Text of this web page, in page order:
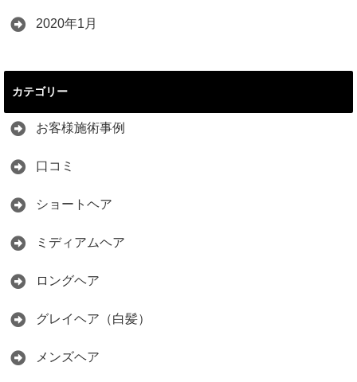
2020年1月
カテゴリー
お客様施術事例
口コミ
ショートヘア
ミディアムヘア
ロングヘア
グレイヘア（白髪）
メンズヘア